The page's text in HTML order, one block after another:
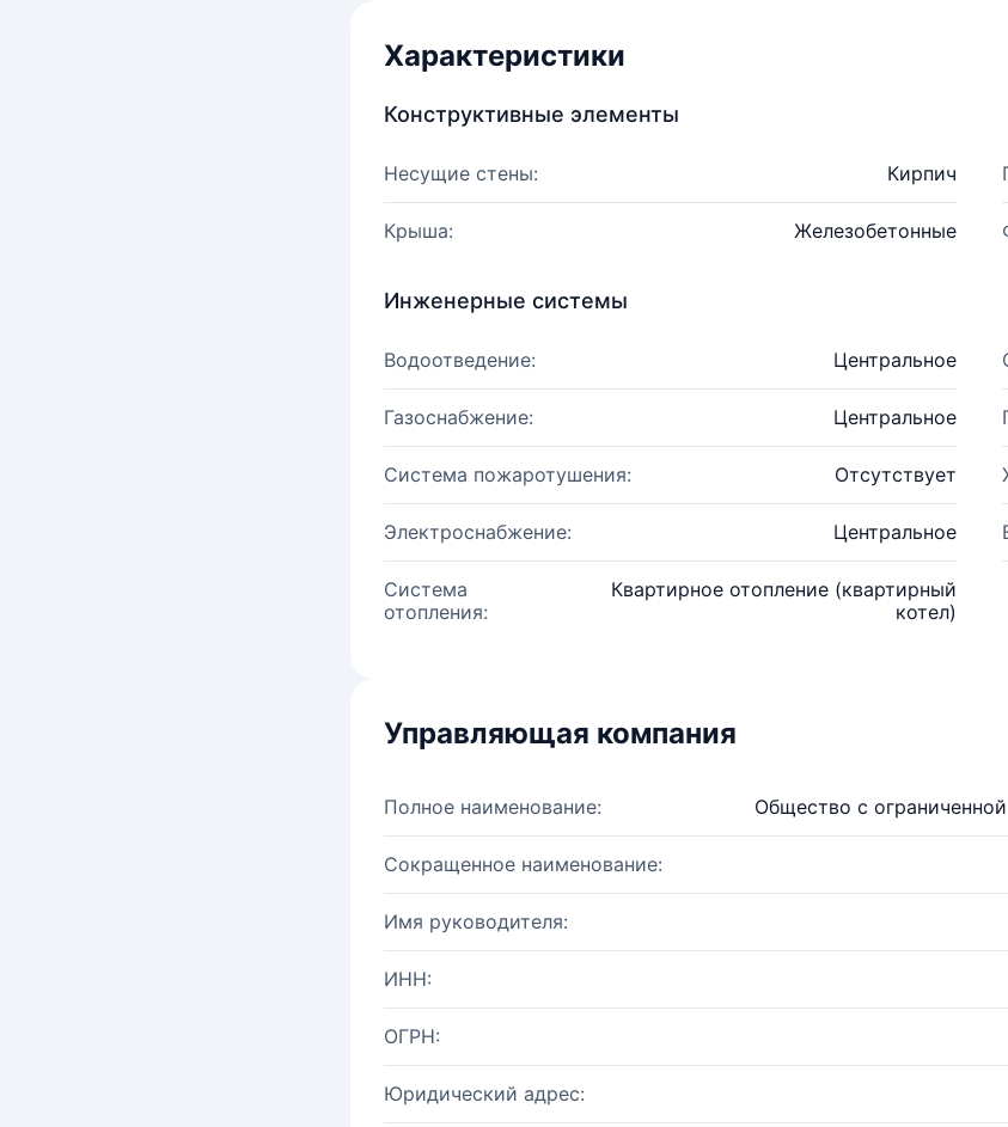
Характеристики
Конструктивные элементы
Несущие стены: Кирпич
Крыша: Железобетонные
Инженерные системы
Водоотведение: Центральное
Газоснабжение: Центральное
Система пожаротушения: Отсутствует
Электроснабжение: Центральное
Система
отопления:
Квартирное отопление (квартирный
котел)
Управляющая компания
Полное наименование: Общество с
Сокращенное наименование:
Имя руководителя:
ИНН:
ОГРН:
Юридический адрес: